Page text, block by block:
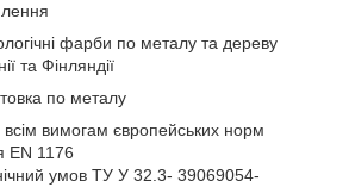
фарби по металу та дереву
та Фінляндії
по металу
всім вимогам європейських норм
EN 1176
умов ТУ У 32.3- 39069054-